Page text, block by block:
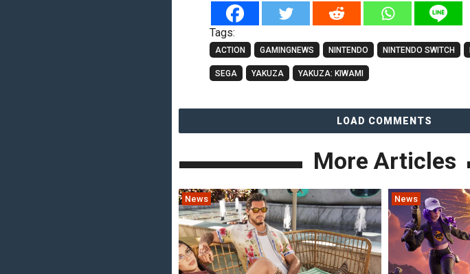
Tags:
ACTION GAMINGNEWS NINTENDO NINTENDO SWITCH
SEGA YAKUZA YAKUZA: KIWAMI
LOAD COMMENTS
More Articles
News News